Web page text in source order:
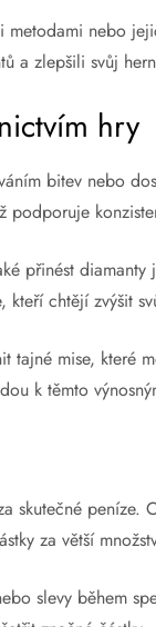
nebo
a zlepšili svůj
hry
bitev nebo
podporuje
přinést diamanty
chtějí zvýšit
tajné mise, které
k těmto
skutečné peníze.
za větší
slevy během